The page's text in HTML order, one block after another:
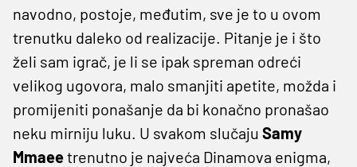
navodno, postoje, međutim, sve je to u ovom
trenutku daleko od realizacije. Pitanje je i što
želi sam igrač, je li se ipak spreman odreći
velikog ugovora, malo smanjiti apetite, možda i
promijeniti ponašanje da bi konačno pronašao
neku mirniju luku. U svakom slučaju Samy
Mmaeetrenutno je najveća Dinamova enigma,